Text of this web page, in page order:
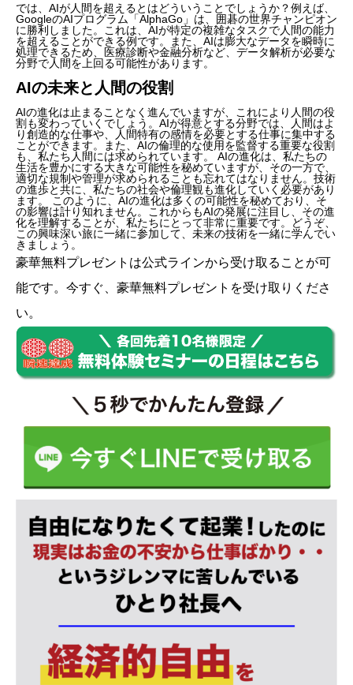
では、AIが人間を超えるとはどういうことでしょうか？例えば、
GoogleのAIプログラム「AlphaGo」は、囲碁の世界チャンピオン
に勝利しました。これは、AIが特定の複雑なタスクで人間の能力
を超えることができる例です。また、AIは膨大なデータを瞬時に
処理できるため、医療診断や金融分析など、データ解析が必要な
分野で人間を上回る可能性があります。
AIの未来と人間の役割
AIの進化は止まることなく進んでいますが、これにより人間の役
割も変わっていくでしょう。AIが得意とする分野では、人間はよ
り創造的な仕事や、人間特有の感情を必要とする仕事に集中する
ことができます。また、AIの倫理的な使用を監督する重要な役割
も、私たち人間には求められています。 AIの進化は、私たちの
生活を豊かにする大きな可能性を秘めていますが、その一方で、
適切な規制や管理が求められることも忘れてはなりません。技術
の進歩と共に、私たちの社会や倫理観も進化していく必要があり
ます。 このように、AIの進化は多くの可能性を秘めており、そ
の影響は計り知れません。これからもAIの発展に注目し、その進
化を理解することが、私たちにとって非常に重要です。どうぞ、
この興味深い旅に一緒に参加して、未来の技術を一緒に学んでい
きましょう。
豪華無料プレゼントは公式ラインから受け取ることが可
能です。今すぐ、豪華無料プレゼントを受け取りくださ
い。